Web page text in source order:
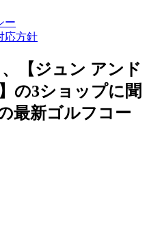
ー
応方針
【ジュン アンド
の3ショップに聞
最新ゴルフコー